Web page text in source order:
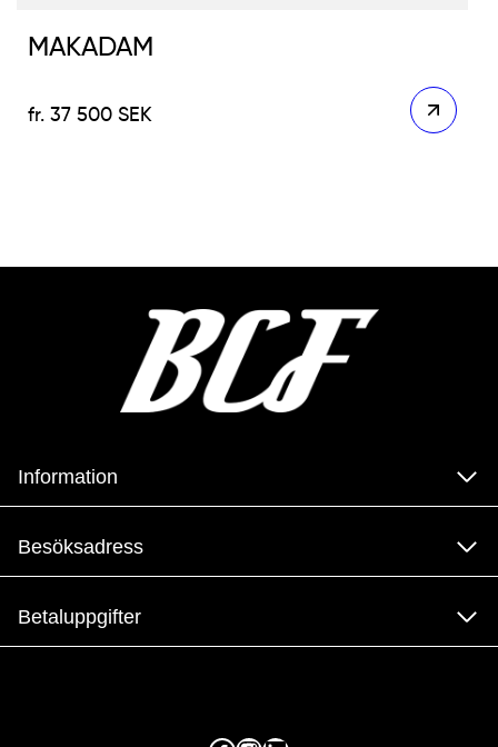
MAKADAM
37 500SEK
Information
Besöksadress
Betaluppgifter